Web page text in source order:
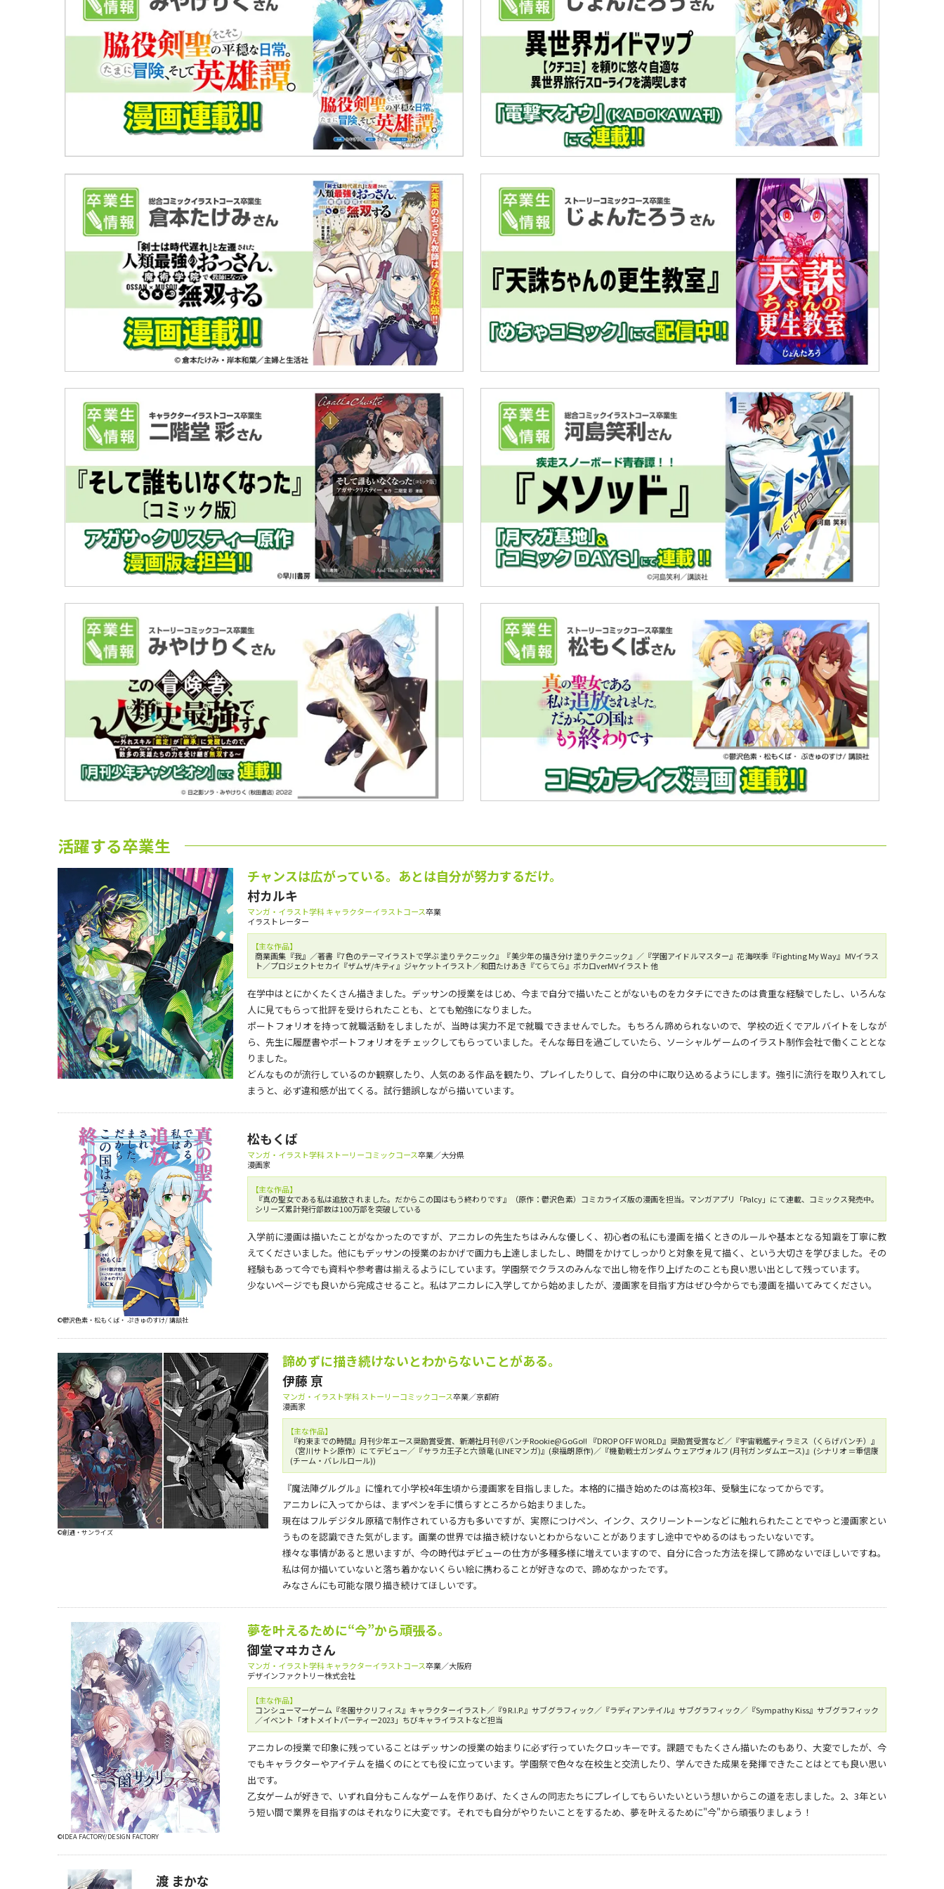
活躍する卒業生
チャンスは広がっている。あとは自分が努力するだけ。
村カルキ
マンガ・イラスト学科 キャラクターイラストコース卒業
イラストレーター
【主な作品】
商業画集『我』／著書『7色のテーマイラストで学ぶ 塗りテクニック』『美少年の描き分け塗りテクニック』／『学園アイドルマスター』花海咲季『Fighting My Way』MVイラス
ト／プロジェクトセカイ『ザムザ/キティ』ジャケットイラスト／和田たけあき『てらてら』ボカロverMVイラスト 他
在学中はとにかくたくさん描きました。デッサンの授業をはじめ、今まで自分で描いたことがないものをカタチにできたのは貴重な経験でしたし、いろんな
人に見てもらって批評を受けられたことも、とても勉強になりました。
ポートフォリオを持って就職活動をしましたが、当時は実力不足で就職できませんでした。もちろん諦められないので、学校の近くでアルバイトをしなが
ら、先生に履歴書やポートフォリオをチェックしてもらっていました。そんな毎日を過ごしていたら、ソーシャルゲームのイラスト制作会社で働くこととな
りました。
どんなものが流行しているのか観察したり、人気のある作品を観たり、プレイしたりして、自分の中に取り込めるようにします。強引に流行を取り入れてし
まうと、必ず違和感が出てくる。試行錯誤しながら描いています。
©鬱沢色素・松もくば・ ぷきゅのすけ/ 講談社
松もくば
マンガ・イラスト学科 ストーリーコミックコース卒業／大分県
漫画家
【主な作品】
『真の聖女である私は追放されました。だからこの国はもう終わりです』（原作：鬱沢色素）コミカライズ版の漫画を担当。マンガアプリ「Palcy」にて連載、コミックス発売中。
シリーズ累計発行部数は100万部を突破している
入学前に漫画は描いたことがなかったのですが、アニカレの先生たちはみんな優しく、初心者の私にも漫画を描くときのルールや基本となる知識を丁寧に教
えてくださいました。他にもデッサンの授業のおかげで画力も上達しましたし、時間をかけてしっかりと対象を見て描く、という大切さを学びました。その
経験もあって今でも資料や参考書は揃えるようにしています。学園祭でクラスのみんなで出し物を作り上げたのことも良い思い出として残っています。
少ないページでも良いから完成させること。私はアニカレに入学してから始めましたが、漫画家を目指す方はぜひ今からでも漫画を描いてみてください。
©創通・サンライズ
諦めずに描き続けないとわからないことがある。
伊藤 亰
マンガ・イラスト学科 ストーリーコミックコース卒業／京都府
漫画家
【主な作品】
『約束までの時間』月刊少年エース奨励賞受賞、新潮社月刊＠バンチRookie@GoGo!! 『DROP OFF WORLD』奨励賞受賞など／『宇宙戦艦ティラミス（くらげバンチ）』
（宮川サトシ原作）にてデビュー／『サラカ王子と六頭竜 (LINEマンガ)』(泉福朗原作)／『機動戦士ガンダム ウェアヴォルフ (月刊ガンダムエース)』(シナリオ＝重信康
(チーム・バレルロール))
『魔法陣グルグル』に憧れて小学校4年生頃から漫画家を目指しました。本格的に描き始めたのは高校3年、受験生になってからです。
アニカレに入ってからは、まずペンを手に慣らすところから始まりました。
現在はフルデジタル原稿で制作されている方も多いですが、実際につけペン、インク、スクリーントーンなどに触れられたことでやっと漫画家とい
うものを認識できた気がします。画業の世界では描き続けないとわからないことがありますし途中でやめるのはもったいないです。
様々な事情があると思いますが、今の時代はデビューの仕方が多種多様に増えていますので、自分に合った方法を探して諦めないでほしいですね。
私は何か描いていないと落ち着かないくらい絵に携わることが好きなので、諦めなかったです。
みなさんにも可能な限り描き続けてほしいです。
©IDEA FACTORY/DESIGN FACTORY
夢を叶えるために“今”から頑張る。
御堂マヰカさん
マンガ・イラスト学科 キャラクターイラストコース卒業／大阪府
デザインファクトリー株式会社
【主な作品】
コンシューマーゲーム『冬園サクリフィス』キャラクターイラスト／『9 R.I.P.』サブグラフィック／『ラディアンテイル』サブグラフィック／『Sympathy Kiss』サブグラフィック
／イベント「オトメイトパーティー2023」ちびキャライラストなど担当
アニカレの授業で印象に残っていることはデッサンの授業の始まりに必ず行っていたクロッキーです。課題でもたくさん描いたのもあり、大変でしたが、今
でもキャラクターやアイテムを描くのにとても役に立っています。学園祭で色々な在校生と交流したり、学んできた成果を発揮できたことはとても良い思い
出です。
乙女ゲームが好きで、いずれ自分もこんなゲームを作りあげ、たくさんの同志たちにプレイしてもらいたいという想いからこの道を志しました。2、3年とい
う短い間で業界を目指すのはそれなりに大変です。それでも自分がやりたいことをするため、夢を叶えるために"今"から頑張りましょう！
渡 まかな